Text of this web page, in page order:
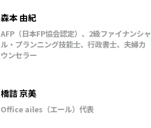
森本 由紀
AFP（日本FP協会認定）、2級ファイナンシャ
ル・プランニング技能士、行政書士、夫婦カ
ウンセラー
橋詰 京美
Office ailes（エール）代表